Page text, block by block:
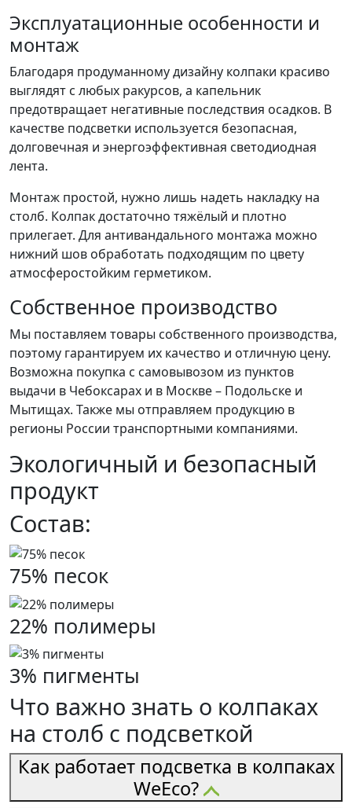
Эксплуатационные особенности и
монтаж
Благодаря продуманному дизайну колпаки красиво
выглядят с любых ракурсов, а капельник
предотвращает негативные последствия осадков. В
качестве подсветки используется безопасная,
долговечная и энергоэффективная светодиодная
лента.
Монтаж простой, нужно лишь надеть накладку на
столб. Колпак достаточно тяжёлый и плотно
прилегает. Для антивандального монтажа можно
нижний шов обработать подходящим по цвету
атмосферостойким герметиком.
Собственное производство
Мы поставляем товары собственного производства,
поэтому гарантируем их качество и отличную цену.
Возможна покупка с самовывозом из пунктов
выдачи в Чебоксарах и в Москве – Подольске и
Мытищах. Также мы отправляем продукцию в
регионы России транспортными компаниями.
Экологичный и безопасный
продукт
Состав:
75% песок
22% полимеры
3% пигменты
Что важно знать о колпаках
на столб с подсветкой
Как работает подсветка в колпаках
WeEco?